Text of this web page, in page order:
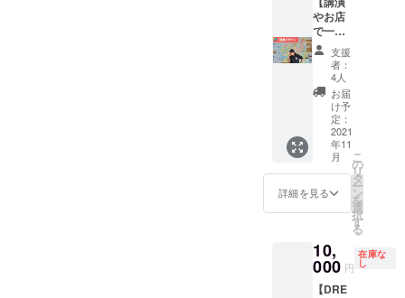
い。
です。
他人
に譲渡
するこ
とはで
きませ
ん。
※DREA
MSPAR
Kのアカ
ウント
が食べ
PASSに
なりま
時にお
見せく
ださ
きまし
ては
差額を
お支払
いくだ
さい。
※トッピ
ング等
につき
まして
は別途
購入を
しま
す。 ※
は本人
のみ使
用可能
11/1～
22年
4/30の
半年間
が有効
期間と
なりま
す。 ※
ラーメ
ンのみ
食べ放
題とな
りま
す。 ※
限定
ラーメ
ンにつ
きまし
ザーと
して
SNSに
もご招
待させ
ていた
だきま
す。 ※
夢を語
れ 鹿児
島 での
み使用
可能で
す。
なれま
せん。
※21年
11/1～
夢の限
定リ
ターン
です。
『月７
回以
上』で
ご利用
いただ
くとお
得にな
りま
す。 も
ちろ
ん、
DREAM
SPARK
の初期
ユー
ザーと
やお店
で一緒
に働く
等、西
岡津世
志 が直
接伺い
ます】
講演、
社内研
修、理
念構築
サポー
ト、飲
食店な
ラボ営
業など
など、
ご相談
支援
者：
4人
お届
け予
定：
2021
年11
月
詳細を見る
こ
の
リ
タ
ー
ン
を
選
択
す
る
10,
000 円
在庫な
し
【DRE